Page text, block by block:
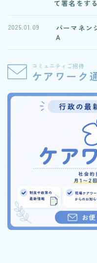
て署名をす
パーマネン
A
2025.01.09
コミュニティご招待
ケアワーク